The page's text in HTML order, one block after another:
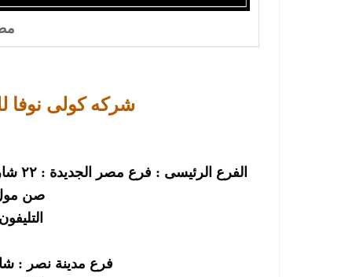
شركه كولى نوفا
صن
التليفون :
فرع مدينة نصر :